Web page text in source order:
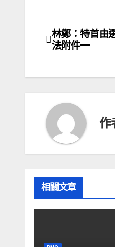
文
導
覽
林鄭：特首由
法附件一
作
相關文章